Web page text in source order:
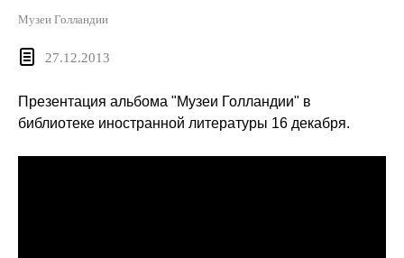
Музеи Голландии
27.12.2013
Презентация альбома "Музеи Голландии" в
библиотеке иностранной литературы 16 декабря.